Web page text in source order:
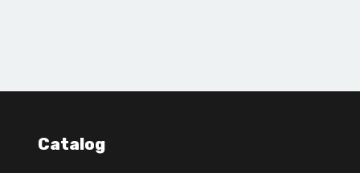
Catalog